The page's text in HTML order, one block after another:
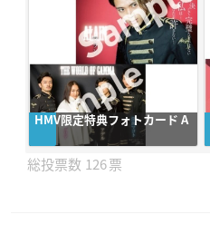
HMV限定特典フォトカード A
126